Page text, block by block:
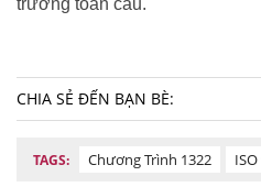
CHIA SẺ ĐẾN BẠN BÈ:
TAGS: Chương Trình 1322